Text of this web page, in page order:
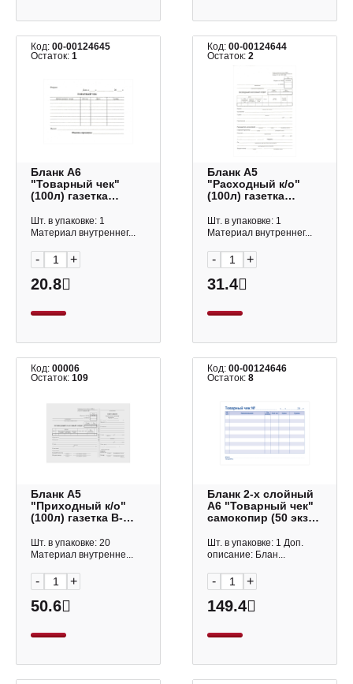
Код: 00-00124645
Остаток: 1
Бланк А6
"Товарный чек"
(100л) газетка
Канц
Шт. в упаковке: 1
Материал внутреннег...
- +
20.8
Код:00-00124644
Остаток:2
Бланк А5
"Расходный к/о"
(100л) газетка
Канц
Шт. в упаковке: 1
Материал внутреннег...
- +
31.4
Код: 00006
Остаток: 109
Бланк А5
"Приходный к/о"
(100л) газетка B-
OfficeSpace
Шт. в упаковке: 20
Материал внутренне...
- +
50.6
Код:00-00124646
Остаток:8
Бланк 2-х слойный
А6 "Товарный чек"
самокопир (50 экз)
OfficeSpace
Шт. в упаковке: 1 Доп.
описание: Блан...
- +
149.4